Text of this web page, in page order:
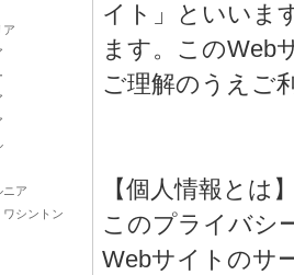
ア
ニア
シントン
イト」といいま
ます。このWeb
ご理解のうえご
【個人情報とは
このプライバシ
Webサイトのサ